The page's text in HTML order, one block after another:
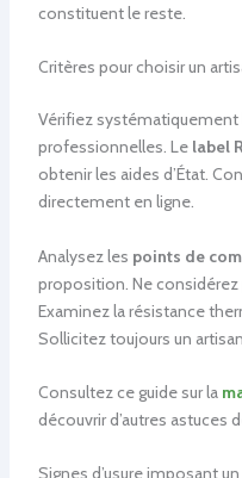
constituent le reste.
Critères pour choisir un
Vérifiez systématiquement
professionnelles. Le label
obtenir les aides d’État.
directement en ligne.
Analysez les points de
proposition. Ne
Examinez la résistance
Sollicitez toujours un
Consultez ce guide sur la
découvrir d’autres